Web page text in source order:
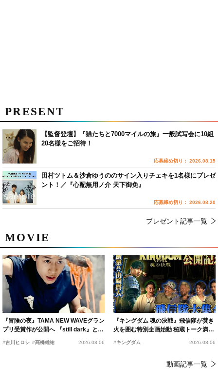
MOVIE
『冒険の夜』TAMA NEW WAVEグラン
プリ受賞作が公開へ 『still dark』と同
#古川ヒロシ #髙橋雄祐 2026.08.06
『キングダム 魂の決戦』飛信隊が焚き
火を囲む特別企画始動 秘蔵トーク満載
#キングダム 2026.08.06
動画記事一覧
PRESENT
【監督登壇】『猫たちと7000マイルの旅』一般試写会に10組
20名様をご招待！
応募締め切り： 2026.08.15
田村ツトム＆沙倉ゆうののサイン入りチェキを1名様にプレゼ
ント！／『心配無用ノ介 天下御免』
応募締め切り： 2026.08.20
プレゼント記事一覧